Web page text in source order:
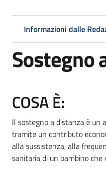
le
famiglie
Informazioni
locali
Informazioni dalle
Sostegno
COSA È:
Il sostegno a distanza è un
tramite un contributo
alla sussistenza, alla
sanitaria di un bambino che